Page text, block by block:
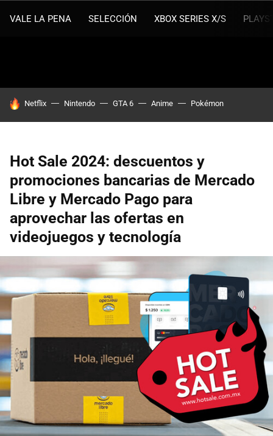
VALE LA PENA SELECCIÓN XBOX SERIES X/S
HOY SE HABLA DE
Netflix Nintendo GTA 6 Anime Pokémon
Hot Sale 2024: descuentos y
promociones bancarias de Mercado
Libre y Mercado Pago para
aprovechar las ofertas en
videojuegos y tecnología